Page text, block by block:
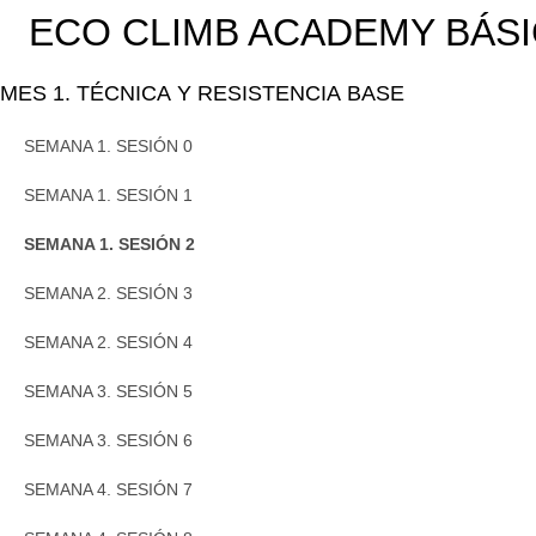
ECO CLIMB ACADEMY
MES 1. TÉCNICA Y RESISTENCIA BASE
SEMANA 1. SESIÓN 0
SEMANA 1. SESIÓN 1
SEMANA 1. SESIÓN 2
SEMANA 2. SESIÓN 3
SEMANA 2. SESIÓN 4
SEMANA 3. SESIÓN 5
SEMANA 3. SESIÓN 6
SEMANA 4. SESIÓN 7